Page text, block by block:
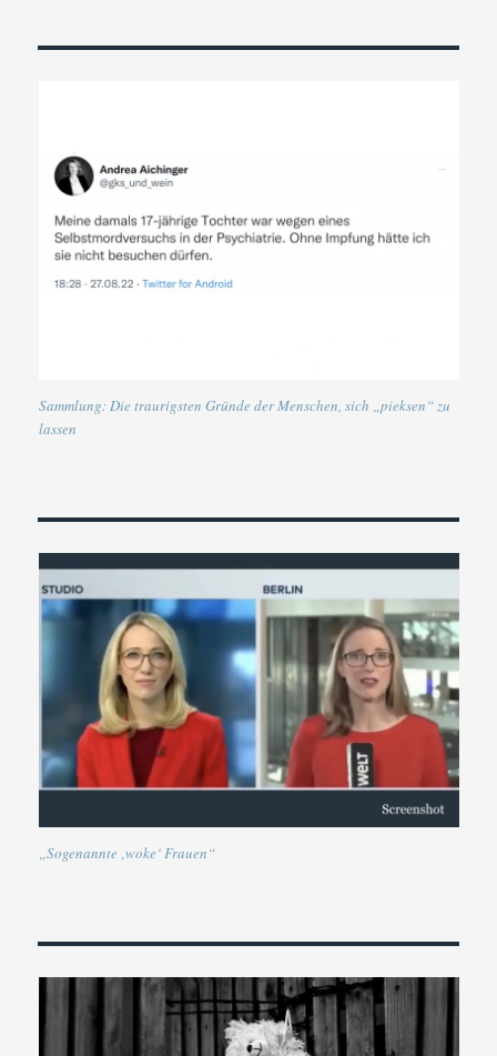
Sammlung: Die traurigsten Gründe der Menschen, sich „pieksen“ zu
lassen
„Sogenannte ‚woke‘ Frauen“